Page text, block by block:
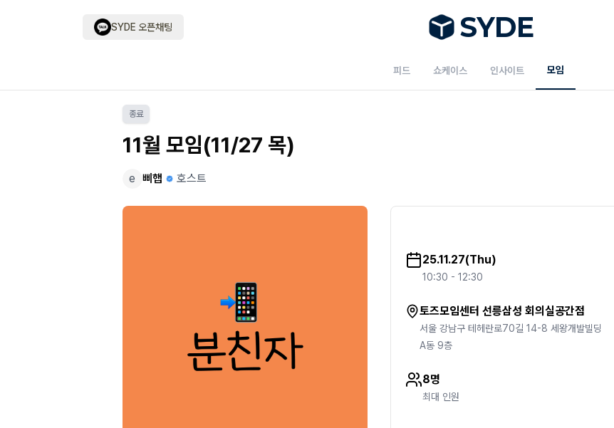
SYDE 오픈채팅 SYDE
피드 쇼케이스 인사이트 모임
종료
11월 모임(11/27 목)
e 삐햅 호스트
25.11.27(Thu)
10:30 - 12:30
토즈모임센터 선릉삼성 회의실공간점
서울 강남구 테헤란로70길 14-8 세왕개발빌딩
A동 9층
8명
최대 인원